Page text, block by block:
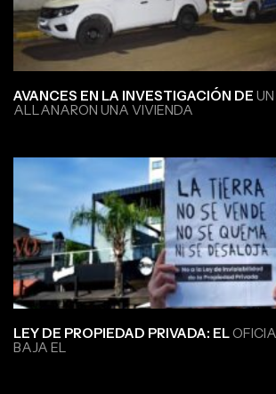
AVANCES EN LA INVESTIGACIÓN DE
ALLANARON UNA VIVIENDA
LEY DE PROPIEDAD PRIVADA: EL
BAJA EL